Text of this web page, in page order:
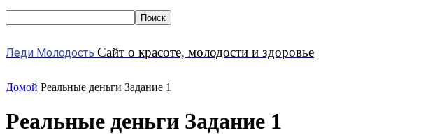
Леди Молодость Сайт о красоте, молодости и здоровье
Домой Реальные деньги Задание 1
Реальные деньги Задание 1